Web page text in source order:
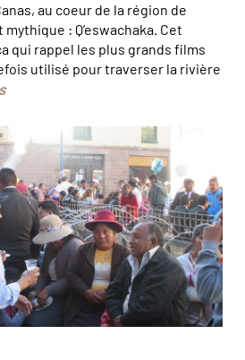
au coeur de la région de
: Q’eswachaka. Cet
qui rappel les plus grands films
utilisé pour traverser la rivière